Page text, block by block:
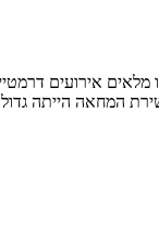
אירועים
ההתפרצות של שירת